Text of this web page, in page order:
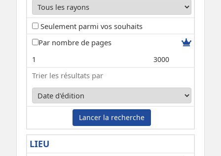
Seulement parmi vos souhaits
Par nombre de pages
1 3000
Trier les résultats par
Lancer la recherche
LIEU